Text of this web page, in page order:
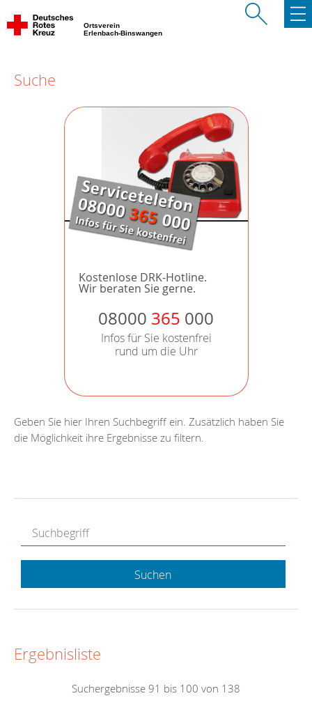
Ortsverein
Erlenbach-Binswangen
Suche
Kostenlose DRK-Hotline.
Wir beraten Sie gerne.
08000 365 000
Infos für Sie kostenfrei
rund um die Uhr
Geben Sie hier Ihren Suchbegriff ein. Zusätzlich haben Sie
die Möglichkeit ihre Ergebnisse zu filtern.
Suchen
Ergebnisliste
Suchergebnisse 91 bis 100 von 138